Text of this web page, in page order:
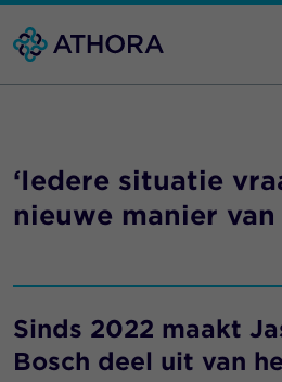
‘Iedere situatie
nieuwe manier van
Sinds 2022 maakt
Bosch deel uit van